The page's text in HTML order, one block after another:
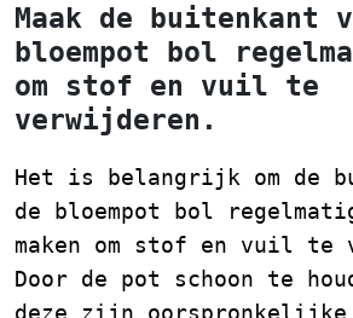
Maak de buitenkant
bloempot bol
om stof en vuil te
verwijderen.
Het is belangrijk om de
de bloempot bol
maken om stof en vuil te
Door de pot schoon te
deze zijn